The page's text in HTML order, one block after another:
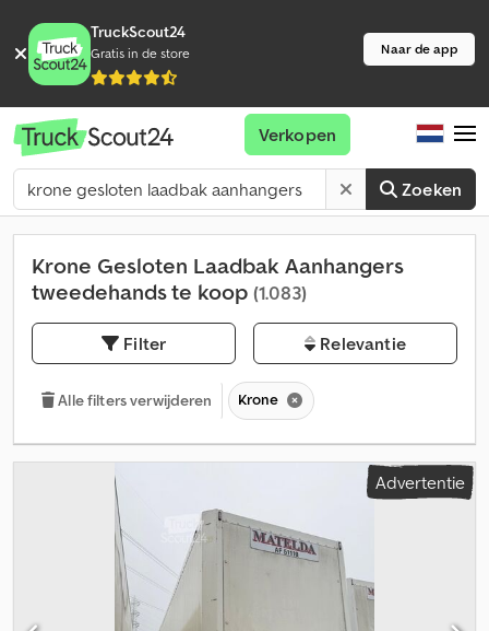
TruckScout24
Gratis in de store Naar de app
Zoeken
Verkopen
Krone Gesloten Laadbak Aanhangers
tweedehands te koop (1.083)
Filter Relevantie
Alle filters verwijderen Krone
Advertentie